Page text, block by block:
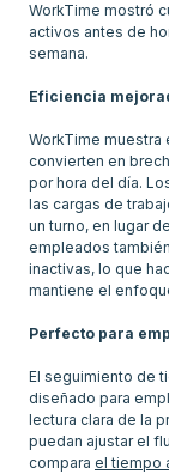
WorkTime mostró
activos antes de
semana.
Eficiencia
WorkTime muestra
convierten en
por hora del día.
las cargas de
un turno, en lugar
empleados
inactivas, lo que
mantiene el
Perfecto para
El seguimiento de
diseñado para
lectura clara de la
puedan ajustar el
compara el tiempo